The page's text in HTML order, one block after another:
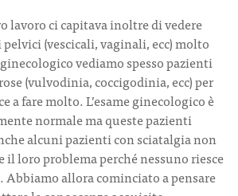
lavoro ci capitava inoltre di vedere
(vescicali, vaginali, ecc) molto
vediamo spesso pazienti
(vulvodinia, coccigodinia, ecc) per
a fare molto. L’esame ginecologico è
normale ma queste pazienti
alcuni pazienti con sciatalgia non
il loro problema perché nessuno riesce
Abbiamo allora cominciato a pensare